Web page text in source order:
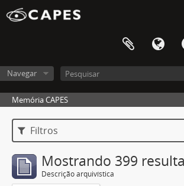
Navegar
Memória CAPES
Filtros
Mostrando 399
Descrição arquivística